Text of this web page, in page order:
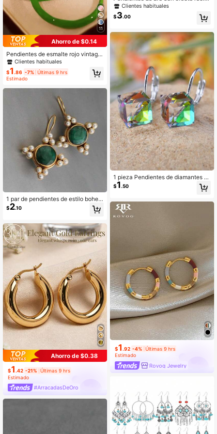
11
Ahorro de $0.14
Pendientes de esmalte rojo vintage
de lujo, de alta calidad, pendientes
grandes exagerados, nuevos lanza
mientos para otoño/invierno
Clientes habituales
$1 .86 -7% Últimas 9 hrs
Estimado
1 par de pendientes de estilo bohem
io vintage, accesorios de joyería co
n diseño creativo redondo, adecuad
mujeres
$2.10
Ahorro de $0.38
$1.42 -21% Últimas 9 hrs
Estimado
#ArracadasDeOro
do verde en estilo retro, diseño de j
oyería versátil como regalo para mu
jeres
Clientes habituales
$3.00
1 pieza Pendientes de diamantes d
e imitación geométricos Joyas de c
obre
$1 .50
$1 .92 -4% Últimas 9 hrs
Estimado
Rovog Jewelry